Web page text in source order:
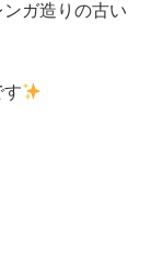
ガ造りの古い
す